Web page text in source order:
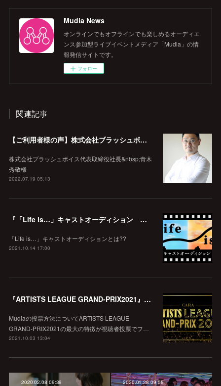
Mudia News
オンラインでもオフラインでも楽しめるオーディエ
ンス参加型ライブイベントメディア「Mudia」の情
報発信サイトです。
フォロー
関連記事
【ご利用者様の声】株式会社ブラッシュボイス 代表取締役社長 青木秀敬様
株式会社ブラッシュボイス代表取締役社長&nbsp;青木
秀敬様
2022.07.19 05:13
『「Life is…」キャストオーディション 最終選考』審査・投票方法について
「Life is…」キャストオーディションとは??
2021.10.14 17:00
『ARTISTS LEAGUE GRAND-PRIX2021』投票方法・審査内容について
Mudiaの投票方法についてARTISTS LEAGUE
GRAND-PRIX2021の最大の特徴が視聴者投票でフ…
2021.10.03 13:04
2020.02.08 09:39 2020.01.28 09:58